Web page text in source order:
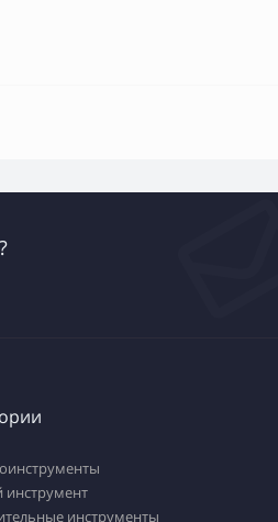
инструмент
инструменты